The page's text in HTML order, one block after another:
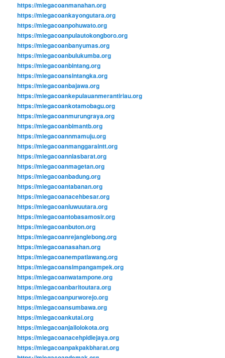
https://miegacoanmanahan.org
https://miegacoankayongutara.org
https://miegacoanpohuwato.org
https://miegacoanpulautokongboro.org
https://miegacoanbanyumas.org
https://miegacoanbulukumba.org
https://miegacoanbintang.org
https://miegacoansintangka.org
https://miegacoanbajawa.org
https://miegacoankepulauanmerantiriau.org
https://miegacoankotamobagu.org
https://miegacoanmurungraya.org
https://miegacoanbimantb.org
https://miegacoannmamuju.org
https://miegacoanmanggaraintt.org
https://miegacoanniasbarat.org
https://miegacoanmagetan.org
https://miegacoanbadung.org
https://miegacoantabanan.org
https://miegacoanacehbesar.org
https://miegacoanluwuutara.org
https://miegacoantobasamosir.org
https://miegacoanbuton.org
https://miegacoanrejanglebong.org
https://miegacoanasahan.org
https://miegacoanempatlawang.org
https://miegacoansimpangampek.org
https://miegacoanwatampone.org
https://miegacoanbaritoutara.org
https://miegacoanpurworejo.org
https://miegacoansumbawa.org
https://miegacoankutai.org
https://miegacoanjailolokota.org
https://miegacoanacehpidiejaya.org
https://miegacoanpakpakbharat.org